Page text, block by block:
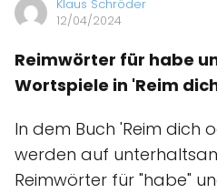
Klaus Schröder
12/04/2024
Reimwörter für habe
Wortspiele in 'Reim
In dem Buch 'Reim dich
werden auf
Reimwörter für "habe"